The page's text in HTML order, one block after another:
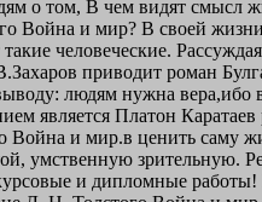
о том, В чем видят смысл
Война и мир? В своей
человеческие.
приводит роман
людям нужна вера,ибо
является Платон Каратаев
Война и мир.в ценить саму
умственную зрительную.
и дипломные